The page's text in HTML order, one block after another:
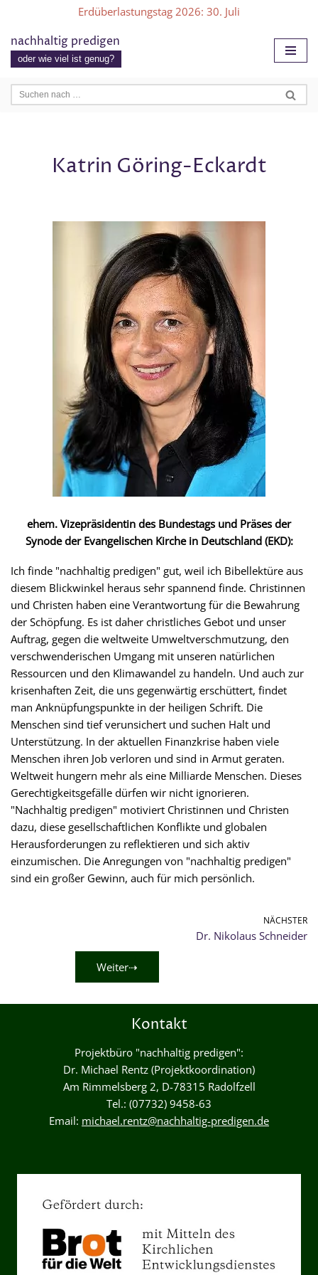
Zum
Inhalt
Erdüberlastungstag 2026: 30. Juli
nachhaltig predigen
oder wie viel ist genug?
Katrin Göring-Eckardt
ehem. Vizepräsidentin des Bundestags und Präses der
Synode der Evangelischen Kirche in Deutschland (EKD):
Ich finde "nachhaltig predigen" gut, weil ich Bibellektüre aus
diesem Blickwinkel heraus sehr spannend finde. Christinnen
und Christen haben eine Verantwortung für die Bewahrung
der Schöpfung. Es ist daher christliches Gebot und unser
Auftrag, gegen die weltweite Umweltverschmutzung, den
verschwenderischen Umgang mit unseren natürlichen
Ressourcen und den Klimawandel zu handeln. Und auch zur
krisenhaften Zeit, die uns gegenwärtig erschüttert, findet
man Anknüpfungspunkte in der heiligen Schrift. Die
Menschen sind tief verunsichert und suchen Halt und
Unterstützung. In der aktuellen Finanzkrise haben viele
Menschen ihren Job verloren und sind in Armut geraten.
Weltweit hungern mehr als eine Milliarde Menschen. Dieses
Gerechtigkeitsgefälle dürfen wir nicht ignorieren.
"Nachhaltig predigen" motiviert Christinnen und Christen
dazu, diese gesellschaftlichen Konflikte und globalen
Herausforderungen zu reflektieren und sich aktiv
einzumischen. Die Anregungen von "nachhaltig predigen"
sind ein großer Gewinn, auch für mich persönlich.
NÄCHSTER
Dr. Nikolaus Schneider
Weiter⇢
Kontakt
Projektbüro "nachhaltig predigen":
Dr. Michael Rentz (Projektkoordination)
Am Rimmelsberg 2, D-78315 Radolfzell
Tel.: (07732) 9458-63
Email: michael.rentz@nachhaltig-predigen.de